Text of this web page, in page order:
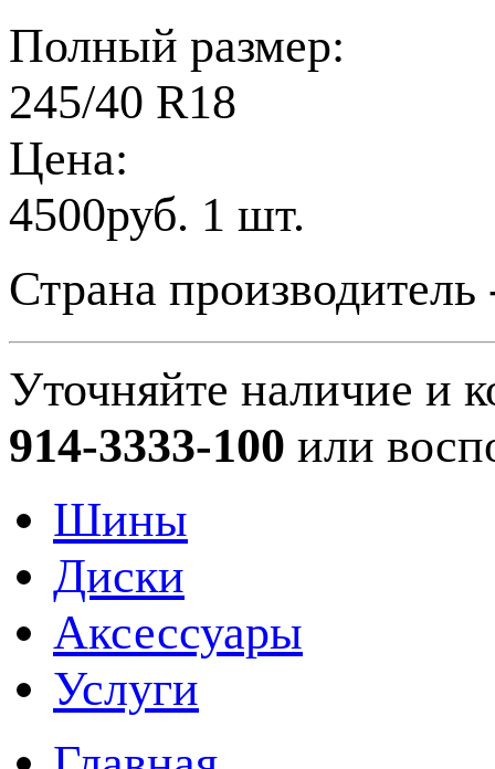
Полный размер:
245/40 R18
Цена:
4500руб. 1 шт.
Страна
Уточняйте наличие и
914-3333-100 или
Шины
Диски
Аксессуары
Услуги